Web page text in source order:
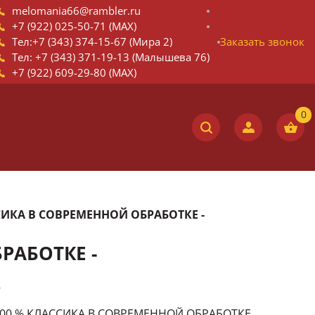
melomania66@rambler.ru
+7 (922) 025-50-71 (MAX)
Тел:+7 (343) 374-15-67 (Мира 2)
Тел: +7 (343) 371-19-13 (Малышева 76)
+7 (922) 609-29-80 (MAX)
Заказать звонок
В СОВРЕМЕННОЙ ОБРАБОТКЕ -
-